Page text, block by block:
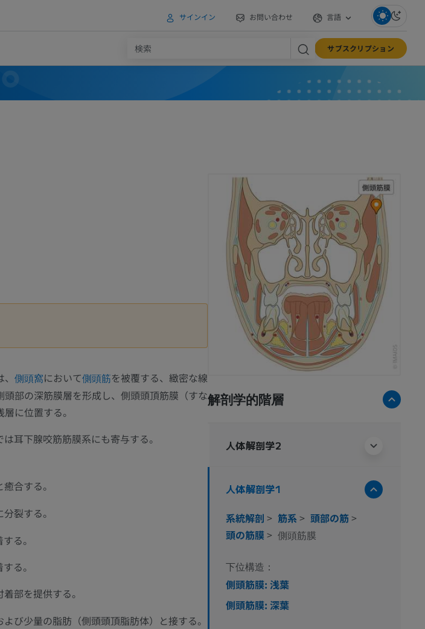
サインイン お問い合わせ 言語
サブスクリプション
側頭窩において側頭筋を被覆する、緻密な線
部の深筋膜層を形成し、側頭頭頂筋膜（すな
に位置する。
耳下腺咬筋筋膜系にも寄与する。
合する。
裂する。
る。
る。
部を提供する。
び少量の脂肪（側頭頭頂脂肪体）と接する。
解剖学的階層
人体解剖学2
人体解剖学1
系統解剖 > 筋系> 頭部の筋>
頭の筋膜> 側頭筋膜
下位構造：
側頭筋膜: 浅葉
側頭筋膜: 深葉